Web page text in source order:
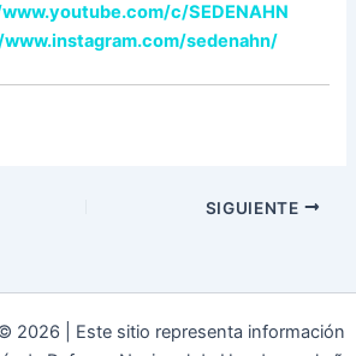
c/SEDENAHN
sedenahn/
SIGUIENTE
2026 | Este sitio representa información